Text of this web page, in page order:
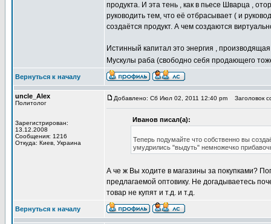
продукта. И эта тень , как в пьесе Шварца ,
руководить тем, что её отбрасывает ( и
создаётся продукт. А чем создаются
Истинный капитал это энергия ,
Мускулы раба (свободно себя продающего
Вернуться к началу
uncle_Alex
Политолог
Зарегистрирован:
13.12.2008
Сообщения: 1216
Откуда: Киев, Украина
Добавлено: Сб Июл 02, 2011 12:40 pm Заголовок
Иванов писал(а):
Теперь подумайте что собственно вы
умудрились "выдуть" немножечко
А че ж Вы ходите в магазины за покупками?
предлагаемой оптовику. Не догадываетесь
товар не купят и т.д. и т.д.
Вернуться к началу